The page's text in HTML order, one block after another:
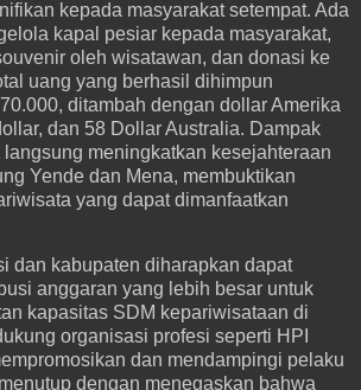
kepada masyarakat setempat. Ada
kapal pesiar kepada masyarakat,
oleh wisatawan, dan donasi ke
uang yang berhasil dihimpun
ditambah dengan dollar Amerika
dan 58 Dollar Australia. Dampak
meningkatkan kesejahteraan
Yende dan Mena, membuktikan
yang dapat dimanfaatkan
dan kabupaten diharapkan dapat
anggaran yang lebih besar untuk
kapasitas SDM kepariwisataan di
organisasi profesi seperti HPI
dan mendampingi pelaku
dengan menegaskan bahwa